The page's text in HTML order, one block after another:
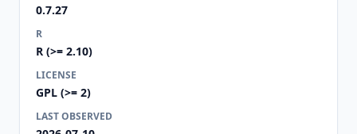
0.7.27
R
R (>= 2.10)
LICENSE
GPL (>= 2)
LAST OBSERVED